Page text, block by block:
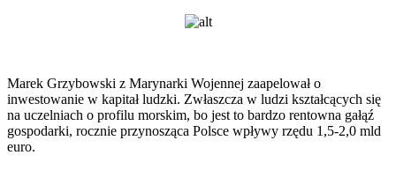
Marek Grzybowski z Marynarki Wojennej zaapelował o
inwestowanie w kapitał ludzki. Zwłaszcza w ludzi kształcących się
na uczelniach o profilu morskim, bo jest to bardzo rentowna gałąź
gospodarki, rocznie przynosząca Polsce wpływy rzędu 1,5-2,0 mld
euro.